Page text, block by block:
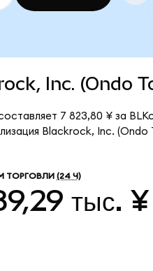
Inc. (Ondo
7 823,80 ¥ за
Blackrock, Inc.
ТОРГОВЛИ (24 Ч)
тыс. ¥